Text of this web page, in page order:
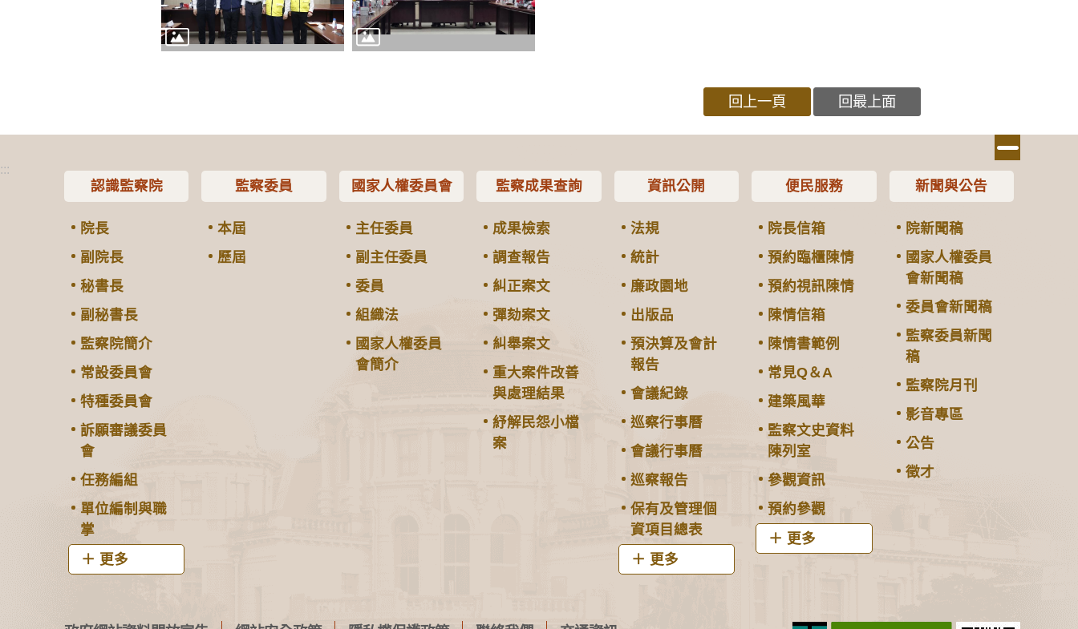
回上一頁 回最上面
:::
認識監察院
院長
副院長
秘書長
副秘書長
監察院簡介
常設委員會
特種委員會
訴願審議委員
會
任務編組
單位編制與職
掌
更多
監察委員
本屆
歷屆
國家人權委員會
主任委員
副主任委員
委員
組織法
國家人權委員
會簡介
監察成果查詢
成果檢索
調查報告
糾正案文
彈劾案文
糾舉案文
重大案件改善
與處理結果
紓解民怨小檔
案
資訊公開
法規
統計
廉政園地
出版品
預決算及會計
報告
會議紀錄
巡察行事曆
會議行事曆
巡察報告
保有及管理個
資項目總表
更多
便民服務
院長信箱
預約臨櫃陳情
預約視訊陳情
陳情信箱
陳情書範例
常見Q＆A
建築風華
監察文史資料
陳列室
參觀資訊
預約參觀
更多
新聞與公告
院新聞稿
國家人權委員
會新聞稿
委員會新聞稿
監察委員新聞
稿
監察院月刊
影音專區
公告
徵才